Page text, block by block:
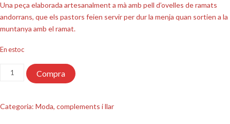
Una peça elaborada artesanalment a mà amb pell d’ovelles de ramats
andorrans, que els pastors feien servir per dur la menja quan sortien a la
muntanya amb el ramat.
En estoc
quantitat
petit
Compra
Categoria: Moda, complements i llar